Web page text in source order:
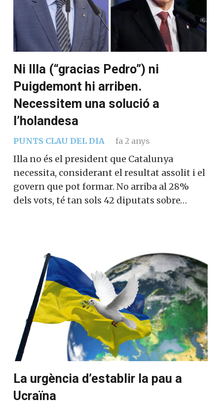
Ni Illa (“gracias Pedro”) ni
Puigdemont hi arriben.
Necessitem una solució a
l’holandesa
PUNTS CLAU DEL DIA fa 2 anys
Illa no és el president que Catalunya
necessita, considerant el resultat assolit i el
govern que pot formar. No arriba al 28%
dels vots, té tan sols 42 diputats sobre…
La urgència d’establir la pau a
Ucraïna